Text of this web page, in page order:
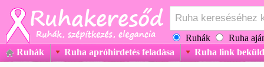
Ruhák
Ruha
Ruhák
Ruha apróhirdetés feladása Ruha link